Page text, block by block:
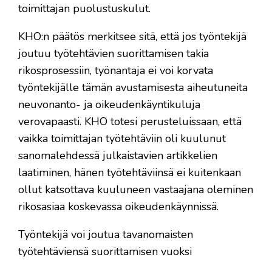
toimittajan puolustuskulut.
KHO:n päätös merkitsee sitä, että jos työntekijä
joutuu työtehtävien suorittamisen takia
rikosprosessiin, työnantaja ei voi korvata
työntekijälle tämän avustamisesta aiheutuneita
neuvonanto- ja oikeudenkäyntikuluja
verovapaasti. KHO totesi perusteluissaan, että
vaikka toimittajan työtehtäviin oli kuulunut
sanomalehdessä julkaistavien artikkelien
laatiminen, hänen työtehtäviinsä ei kuitenkaan
ollut katsottava kuuluneen vastaajana oleminen
rikosasiaa koskevassa oikeudenkäynnissä.
Työntekijä voi joutua tavanomaisten
työtehtäviensä suorittamisen vuoksi